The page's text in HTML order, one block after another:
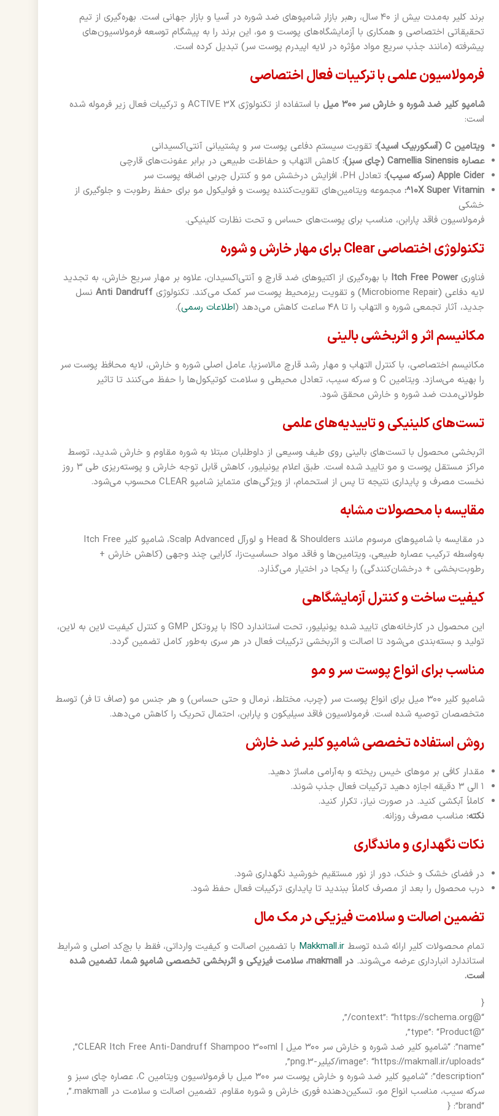
برند کلیر به‌مدت بیش از ۴۰ سال، رهبر بازار شامپوهای ضد شوره در آسیا و بازار جهانی است. بهره‌گیری از تیم
تحقیقاتی اختصاصی و همکاری با آزمایشگاه‌های پوست و مو، این برند را به پیشگام توسعه فرمولاسیون‌های
پیشرفته (مانند جذب سریع مواد مؤثره در لایه اپیدرم پوست سر) تبدیل کرده است.
فرمولاسیون علمی با ترکیبات فعال اختصاصی
شامپو کلیر ضد شوره و خارش سر ۳۰۰ میل
با استفاده از تکنولوژی ACTIVE 3X و ترکیبات فعال زیر فرموله شده
است:
ویتامین C (آسکوربیک اسید):
تقویت سیستم دفاعی پوست سر و پشتیبانی آنتی‌اکسیدانی
عصاره Camellia Sinensis (چای سبز):
کاهش التهاب و حفاظت طبیعی در برابر عفونت‌های قارچی
Apple Cider (سرکه سیب):
تعادل PH، افزایش درخشش مو و کنترل چربی اضافه پوست سر
10X Super Vitamin^:
مجموعه ویتامین‌های تقویت‌کننده پوست و فولیکول مو برای حفظ رطوبت و جلوگیری از
خشکی
فرمولاسیون فاقد پارابن، مناسب برای پوست‌های حساس و تحت نظارت کلینیکی.
تکنولوژی اختصاصی Clear برای مهار خارش و شوره
فناوریItch Free Power با بهره‌گیری از اکتیوهای ضد قارچ و آنتی‌اکسیدان، علاوه بر مهار سریع خارش، به تجدید
لایه دفاعی (Microbiome Repair) و تقویت ریزمحیط پوست سر کمک می‌کند. تکنولوژی
Anti Dandruff نسل
جدید، آثار تجمعی شوره و التهاب را تا ۴۸ ساعت کاهش می‌دهد (
اطلاعات رسمی).
مکانیسم اثر و اثربخشی بالینی
مکانیسم اختصاصی، با کنترل التهاب و مهار رشد قارچ مالاسزیا، عامل اصلی شوره و خارش، لایه محافظ پوست سر
را بهینه می‌سازد. ویتامین C و سرکه سیب، تعادل محیطی و سلامت کوتیکول‌ها را حفظ می‌کنند تا تاثیر
طولانی‌مدت ضد شوره و خارش محقق شود.
تست‌های کلینیکی و تاییدیه‌های علمی
اثربخشی محصول با تست‌های بالینی روی طیف وسیعی از داوطلبان مبتلا به شوره مقاوم و خارش شدید، توسط
مراکز مستقل پوست و مو تایید شده است. طبق اعلام یونیلیور، کاهش قابل توجه خارش و پوسته‌ریزی طی ۳ روز
نخست مصرف و پایداری نتیجه تا پس از استحمام، از ویژگی‌های متمایز شامپو CLEAR محسوب می‌شود.
مقایسه با محصولات مشابه
در مقایسه با شامپوهای مرسوم مانند Head & Shoulders و لورآل Scalp Advanced، شامپو کلیر Itch Free
به‌واسطه ترکیب عصاره طبیعی، ویتامین‌ها و فاقد مواد حساسیت‌زا، کارایی چند وجهی (کاهش خارش +
رطوبت‌بخشی + درخشان‌کنندگی) را یکجا در اختیار می‌گذارد.
کیفیت ساخت و کنترل آزمایشگاهی
این محصول در کارخانه‌های تایید شده یونیلیور، تحت استاندارد ISO با پروتکل GMP و کنترل کیفیت لاین به لاین،
تولید و بسته‌بندی می‌شود تا اصالت و اثربخشی ترکیبات فعال در هر سری به‌طور کامل تضمین گردد.
مناسب برای انواع پوست سر و مو
شامپو کلیر ۳۰۰ میل برای انواع پوست سر (چرب، مختلط، نرمال و حتی حساس) و هر جنس مو (صاف تا فر) توسط
متخصصان توصیه شده است. فرمولاسیون فاقد سیلیکون و پارابن، احتمال تحریک را کاهش می‌دهد.
روش استفاده تخصصی شامپو کلیر ضد خارش
مقدار کافی بر موهای خیس ریخته و به‌آرامی ماساژ دهید.
۱ الی ۳ دقیقه اجازه دهید ترکیبات فعال جذب شوند.
کاملاً آبکشی کنید. در صورت نیاز، تکرار کنید.
نکته: مناسب مصرف روزانه.
نکات نگهداری و ماندگاری
در فضای خشک و خنک، دور از نور مستقیم خورشید نگهداری شود.
درب محصول را بعد از مصرف کاملاً ببندید تا پایداری ترکیبات فعال حفظ شود.
تضمین اصالت و سلامت فیزیکی در مک مال
تمام محصولات کلیر ارائه شده توسط Makkmall.ir با تضمین اصالت و کیفیت وارداتی، فقط با بچ‌کد اصلی و شرایط
استاندارد انبارداری عرضه می‌شوند.
در makmall، سلامت فیزیکی و اثربخشی تخصصی شامپو شما، تضمین شده
است.
{
“@context”: “https://schema.org/”,
“@type”: “Product”,
“name”: “شامپو کلیر ضد شوره و خارش سر ۳۰۰ میل | CLEAR Itch Free Anti-Dandruff Shampoo 300ml”,
“image”: “https://makmall.ir/uploads/کیلیر-3.png”,
“description”: “شامپو کلیر ضد شوره و خارش پوست سر ۳۰۰ میل با فرمولاسیون ویتامین C، عصاره چای سبز و
سرکه سیب، مناسب انواع مو، تسکین‌دهنده فوری خارش و شوره مقاوم. تضمین اصالت و سلامت در makmall.”,
“brand”: {